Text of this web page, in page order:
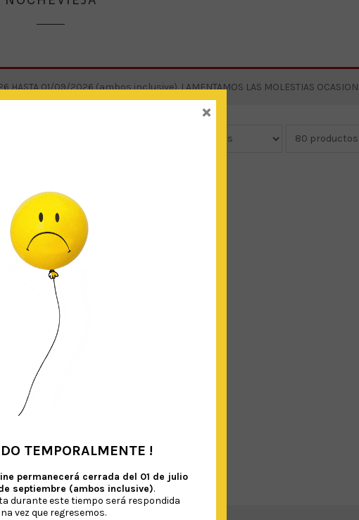
HASTA 01/09/2026 (ambos inclusive). LAMENTAMOS LAS MOLESTIAS
TEMPORALMENTE !
permanecerá cerrada del 01 de julio
septiembre (ambos inclusive).
durante este tiempo será respondida
vez que regresemos.
×